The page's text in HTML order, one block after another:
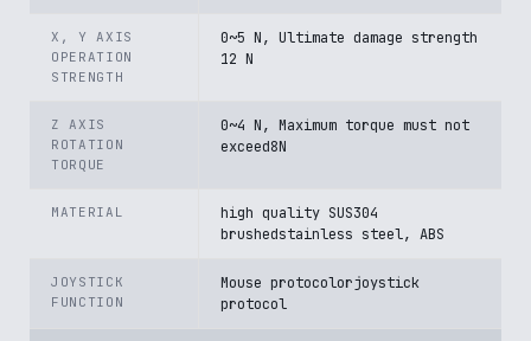
X, Y AXIS
OPERATION
STRENGTH
0~5 N, Ultimate damage strength
12 N
Z AXIS
ROTATION
TORQUE
0~4 N, Maximum torque must not
exceed8N
MATERIAL
high quality SUS304
brushedstainless steel, ABS
JOYSTICK
FUNCTION
Mouse protocolorjoystick
protocol